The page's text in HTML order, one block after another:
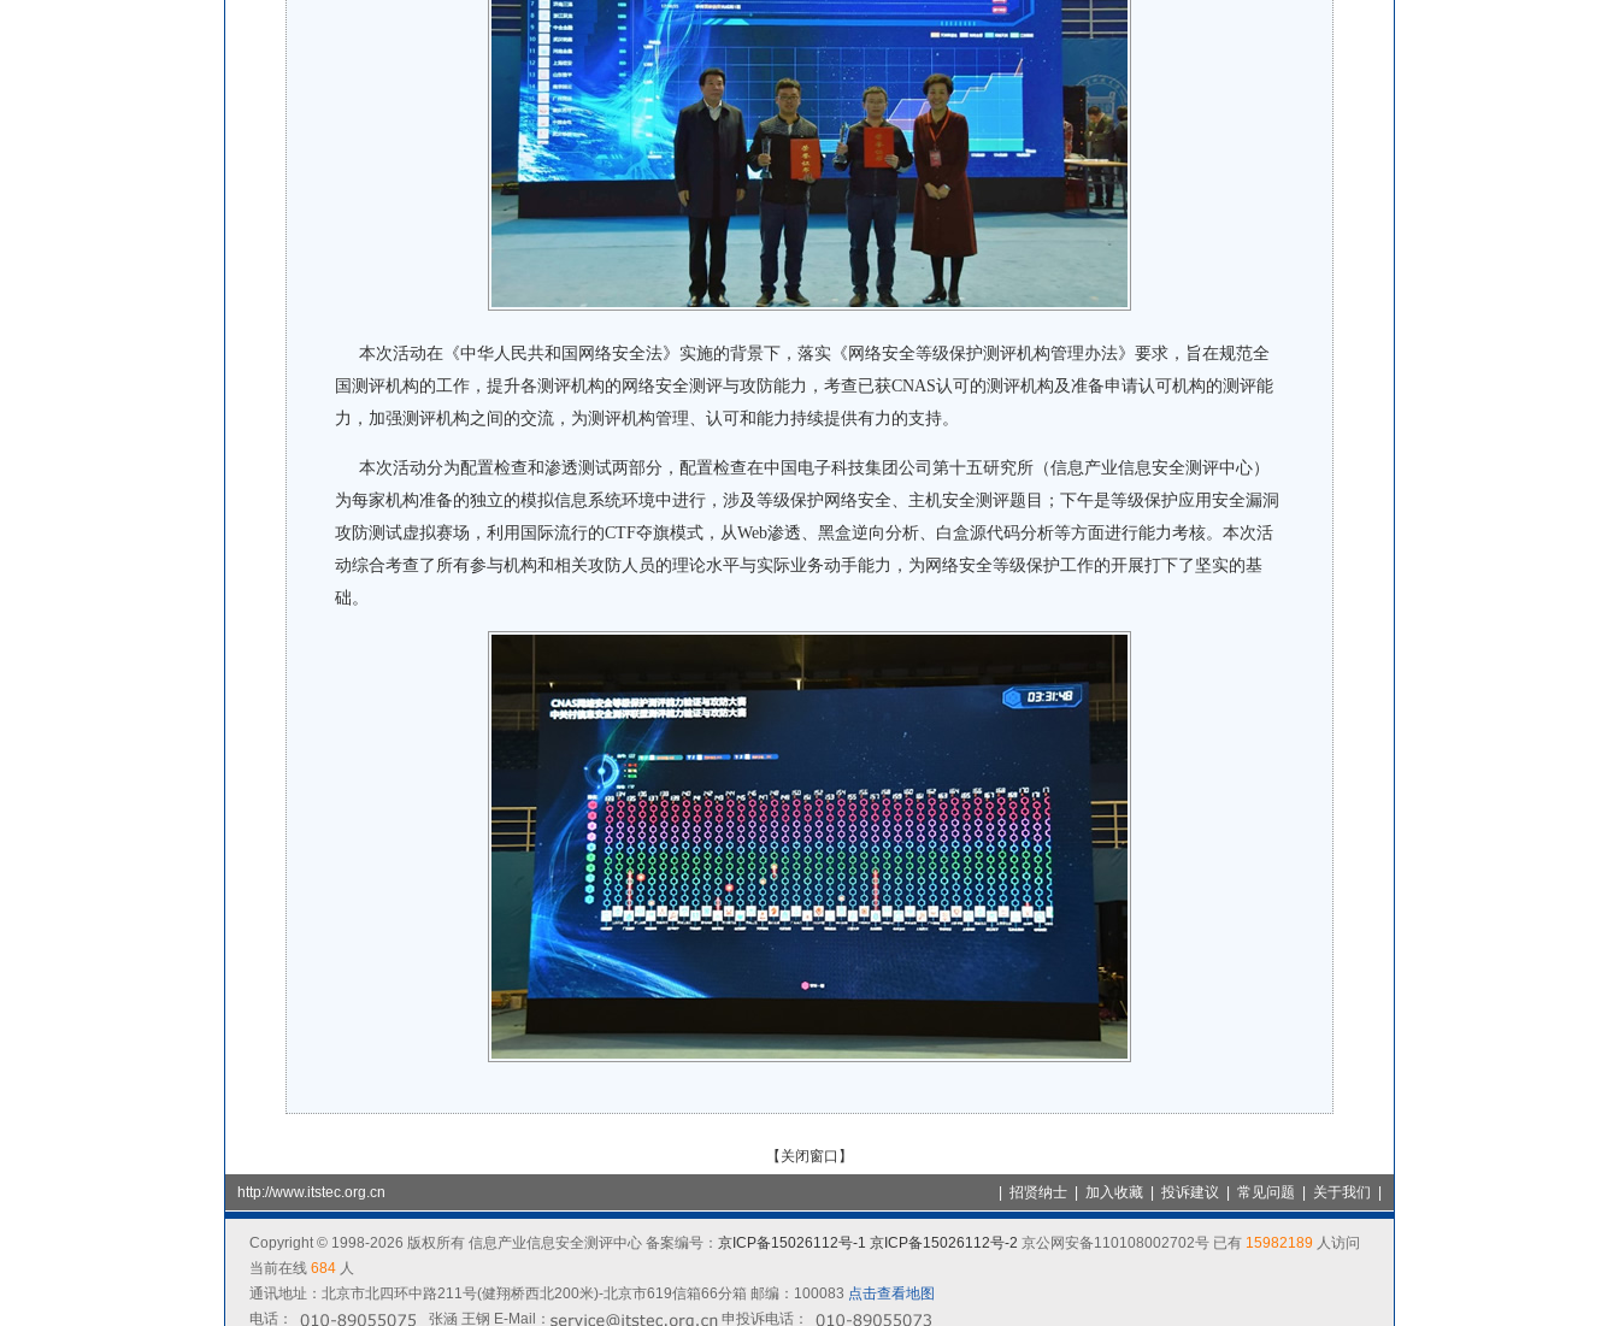
本次活动在《中华人民共和国网络安全法》实施的背景下，落实《网络安全等级保护测评机构管理办法》要求，旨在规范全
国测评机构的工作，提升各测评机构的网络安全测评与攻防能力，考查已获CNAS认可的测评机构及准备申请认可机构的测评能
力，加强测评机构之间的交流，为测评机构管理、认可和能力持续提供有力的支持。
本次活动分为配置检查和渗透测试两部分，配置检查在中国电子科技集团公司第十五研究所（信息产业信息安全测评中心）
为每家机构准备的独立的模拟信息系统环境中进行，涉及等级保护网络安全、主机安全测评题目；下午是等级保护应用安全漏洞
攻防测试虚拟赛场，利用国际流行的CTF夺旗模式，从Web渗透、黑盒逆向分析、白盒源代码分析等方面进行能力考核。本次活
动综合考查了所有参与机构和相关攻防人员的理论水平与实际业务动手能力，为网络安全等级保护工作的开展打下了坚实的基
础。
【关闭窗口】
http://www.itstec.org.cn 招贤纳士 加入收藏 | 投诉建议 | 常见问题 | 关于我们
Copyright © 1998-2026 版权所有 信息产业信息安全测评中心 备案编号： 京ICP备15026112号-1 京ICP备15026112号-2 京公网安备110108002702号 已有 15982189 人访问
当前在线 684 人
通讯地址：北京市北四环中路211号(健翔桥西北200米)-北京市619信箱66分箱 邮编：100083 点击查看地图
电话：
张涵 王钢 E-Mail： 申投诉电话：